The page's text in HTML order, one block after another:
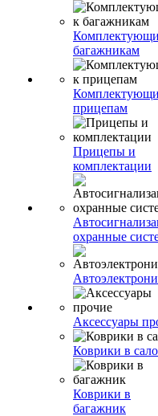
багажникам
прицепам
Прицепы и
комплектации
охранные
Аксессуары
Коврики в
Коврики в
багажник